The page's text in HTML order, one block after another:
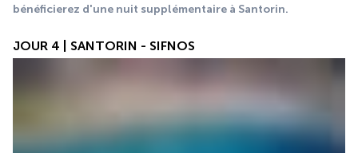
bénéficierez d'une nuit supplémentaire à Santorin.
JOUR 4 | SANTORIN - SIFNOS